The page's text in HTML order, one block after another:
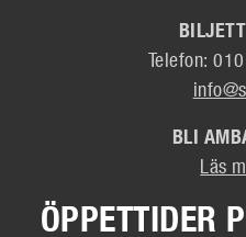
Telefon:
BLI
Läs
ÖPPETTIDER